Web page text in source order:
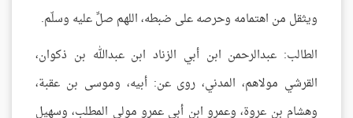
ويثقل من اهتمامه وحرصه على ضبطه، اللهم صلِّ عليه وسلّم.
الطالب: عبدالرحمن ابن أبي الزناد ابن عبدالله بن ذكوان،
القرشي مولاهم، المدني، روى عن: أبيه، وموسى بن عقبة،
وهشام بن عروة، وعمرو ابن أبي عمرو مولى المطلب، وسهيل